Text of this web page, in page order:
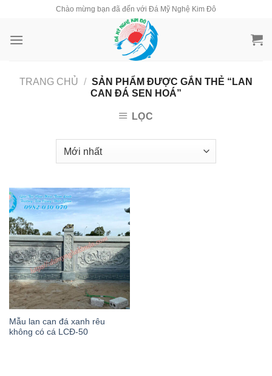
content
Chào mừng bạn đã đến với Đá Mỹ Nghệ Kim Đô
TRANG CHỦ / SẢN PHẨM ĐƯỢC GẮN THẺ “LAN
CAN ĐÁ SEN HOÁ”
LỌC
Mẫu lan can đá xanh rêu
không có cá LCĐ-50